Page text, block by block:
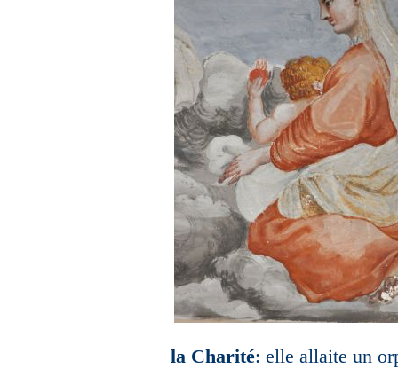
la Charité: elle allaite un